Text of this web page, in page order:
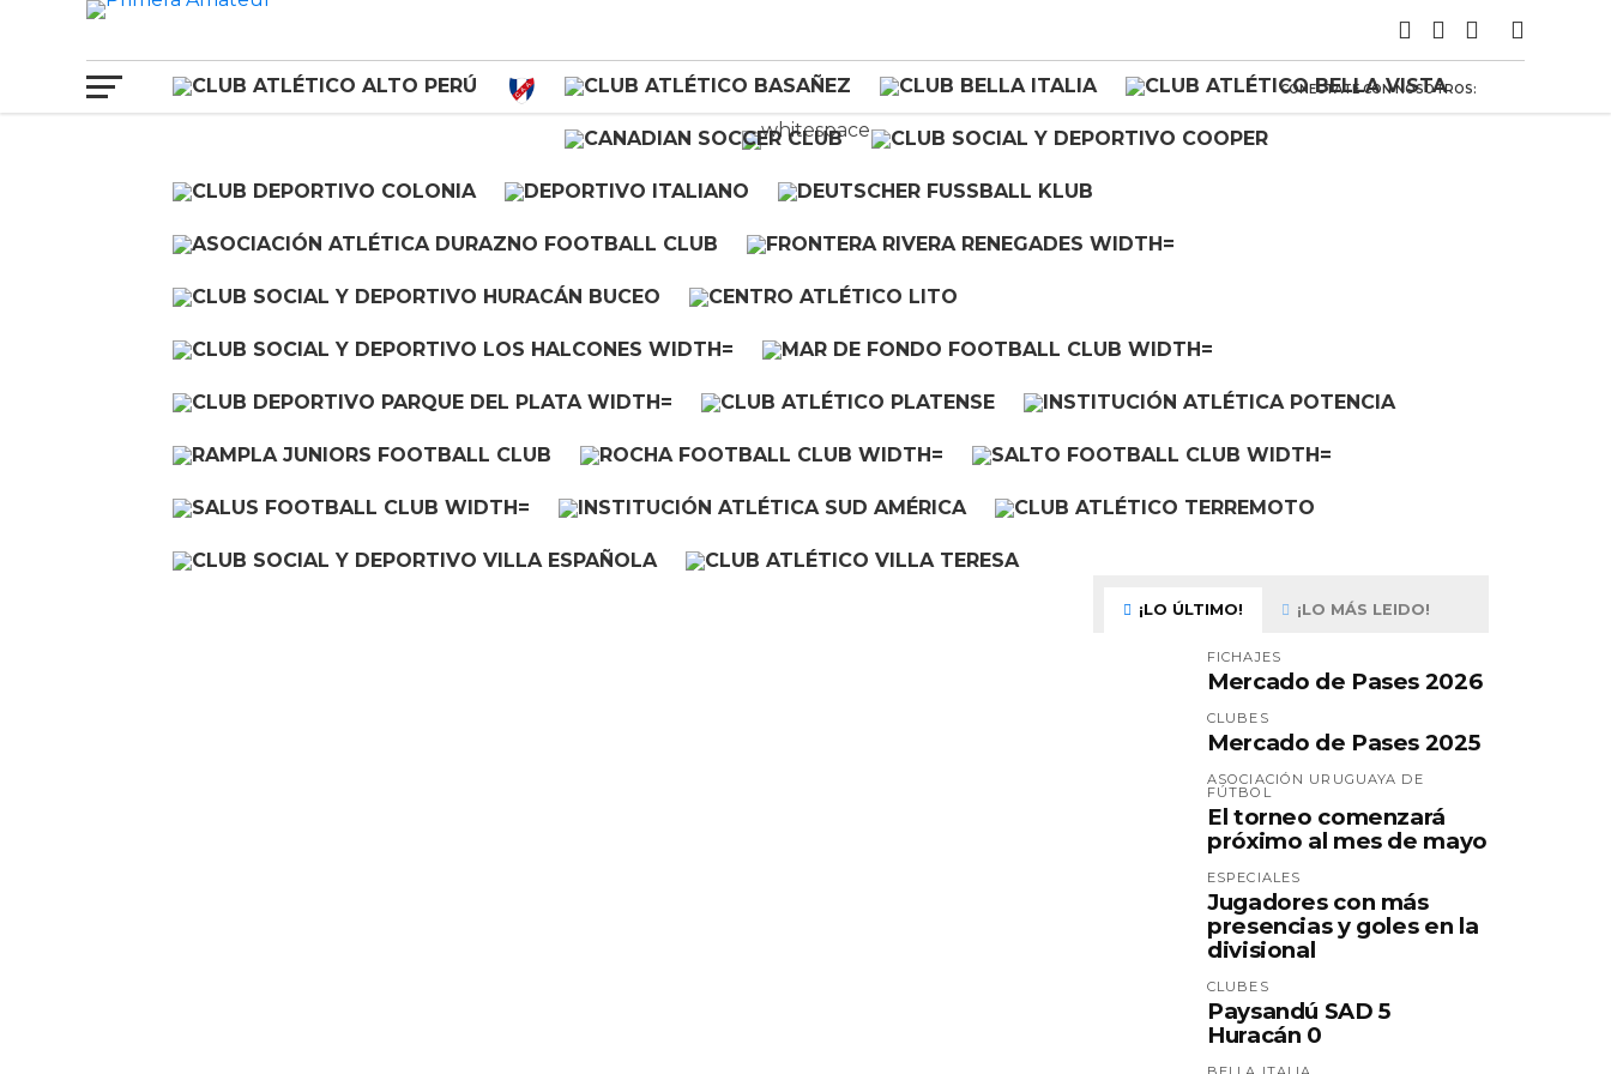
CONECTATE CON NOSOTROS:
¡LO ÚLTIMO! ¡LO MÁS LEIDO!
FICHAJES
Mercado de Pases 2026
CLUBES
Mercado de Pases 2025
ASOCIACIÓN URUGUAYA DE
FÚTBOL
El torneo comenzará
próximo al mes de mayo
ESPECIALES
Jugadores con más
presencias y goles en la
divisional
CLUBES
Paysandú SAD 5
Huracán 0